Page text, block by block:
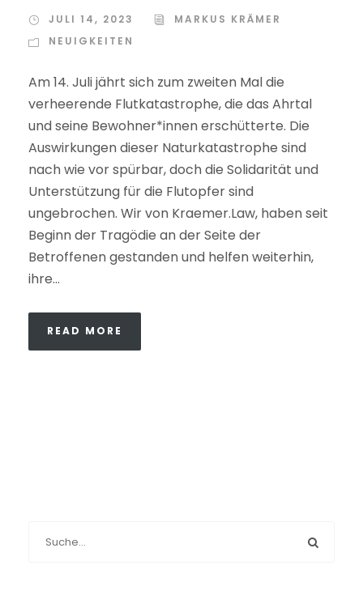
JULI 14, 2023
MARKUS KRÄMER
NEUIGKEITEN
Am 14. Juli jährt sich zum zweiten Mal die
verheerende Flutkatastrophe, die das Ahrtal
und seine Bewohner*innen erschütterte. Die
Auswirkungen dieser Naturkatastrophe sind
nach wie vor spürbar, doch die Solidarität und
Unterstützung für die Flutopfer sind
ungebrochen. Wir von Kraemer.Law, haben seit
Beginn der Tragödie an der Seite der
Betroffenen gestanden und helfen weiterhin,
ihre...
READ MORE